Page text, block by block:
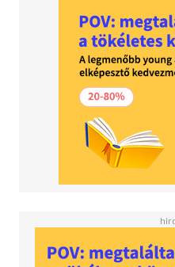
science, technology, and
genesis of mathematical
pathways for both
redesign curriculum and
secondary STEM education.
could become new again,
educators can gain deeper
mathematical reasoning
clarity on the complex
mathematics, its history,